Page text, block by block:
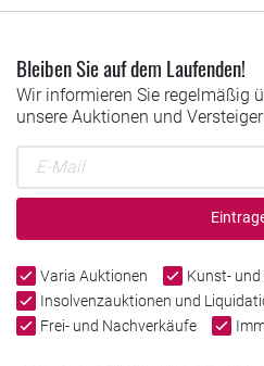
Bleiben Sie auf dem Laufenden!
Wir informieren Sie regelmäßig
unsere Auktionen und
Varia Auktionen
Kunst-
Insolvenzauktionen und
Frei- und Nachverkäufe